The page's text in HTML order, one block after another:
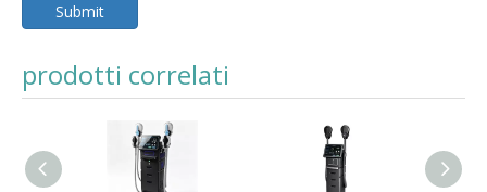
Submit
prodotti correlati